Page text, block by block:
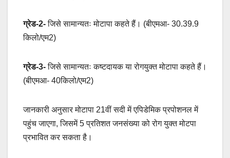
ग्रेड-2-जिसे सामान्यतः मोटापा कहते हैं। (बीएमआ- 30.39.9
किलो/एम2)
ग्रेड-3-जिसे सामान्यतः कष्टदायक या रोगयुक्त मोटापा कहते हैं।
(बीएमआ- 40किलो/एम2)
जानकारी अनुसार मोटापा 21वीं सदी में एपिडेमिक प्रपोशनल में
पहुंच जाएगा, जिसमें 5 प्रतिशत जनसंख्या को रोग युक्त मोटपा
प्रभावित कर सकता है।